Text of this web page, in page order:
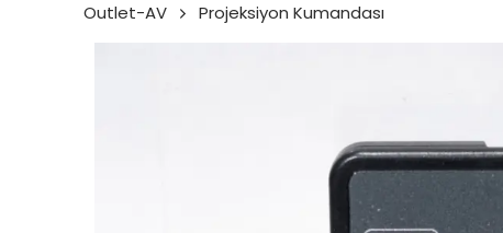
Outlet-AV Projeksiyon Kumandası